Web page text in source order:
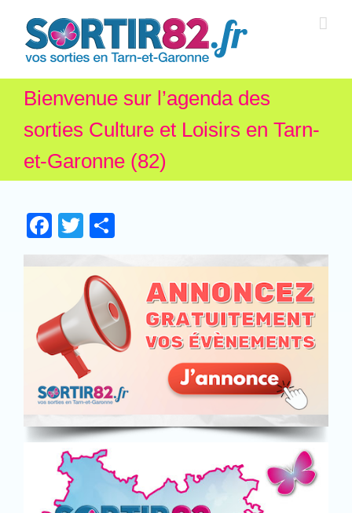
Bienvenue sur l’agenda des
sorties Culture et Loisirs en Tarn-
et-Garonne (82)
Facebook
Twitter